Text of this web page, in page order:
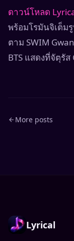
ดาวน์โหลด
พร้อมโรมันจิเต็ม
ตาม SWIM
BTS แสดงที่จัตุรั
More posts
Lyrical